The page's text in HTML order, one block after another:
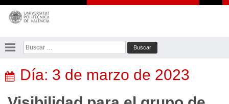
Saltar
contenido
Buscar:
Día: 3 de marzo de 2023